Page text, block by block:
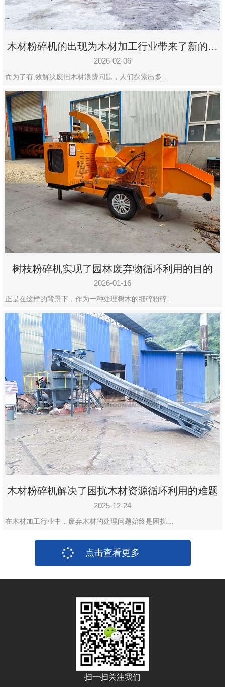
木材粉碎机的出现为木材加工行业带来了新的变
化
2026-02-06
而为了有,效解决废旧木材浪费问题，人们探索出多…
树枝粉碎机实现了园林废弃物循环利用的目的
2026-01-16
正是在这样的背景下，作为一种处理树木的细碎粉碎…
木材粉碎机解决了困扰木材资源循环利用的难题
2025-12-24
在木材加工行业中，废弃木材的处理问题始终是困扰…
点击查看更多
扫一扫关注我们